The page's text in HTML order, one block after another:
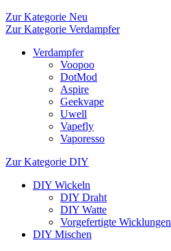
Zur Kategorie Neu
Zur Kategorie Verdampfer
Verdampfer
Voopoo
DotMod
Aspire
Geekvape
Uwell
Vapefly
Vaporesso
Zur Kategorie DIY
DIY Wickeln
DIY Draht
DIY Watte
Vorgefertigte Wicklungen
DIY Mischen